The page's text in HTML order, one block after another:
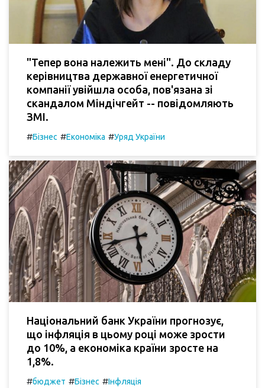
"Тепер вона належить мені". До складу
керівництва державної енергетичної
компанії увійшла особа, пов'язана зі
скандалом Міндічгейт -- повідомляють
ЗМІ.
#Бізнес #Економіка #Уряд України
Національний банк України прогнозує,
що інфляція в цьому році може зрости
до 10%, а економіка країни зросте на
1,8%.
#бюджет #Бізнес #Інфляція